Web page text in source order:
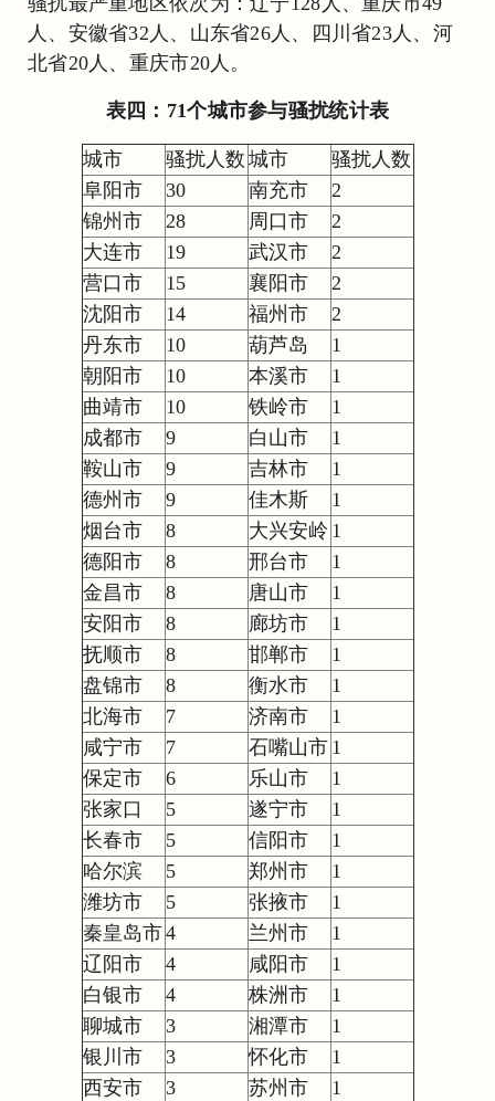
人、安徽省32人、山东省26人、四川省23人、河
北省20人、重庆市20人。
表四：71个城市参与骚扰统计表
城市 骚扰人数 城市
骚扰人数
阜阳市
30 南充市
2
锦州市
28 周口市
2
大连市
19 武汉市
2
营口市
15 襄阳市
2
沈阳市
14 福州市
2
丹东市
10 葫芦岛
1
朝阳市
10 本溪市
1
曲靖市
10 铁岭市
1
成都市
9 白山市
1
鞍山市
9 吉林市
1
德州市
9 佳木斯
1
烟台市
8 大兴安岭 1
德阳市
8 邢台市
1
金昌市
8 唐山市
1
安阳市
8 廊坊市
1
抚顺市
8 邯郸市
1
盘锦市
8 衡水市
1
北海市
7 济南市
1
咸宁市
7 石嘴山市 1
保定市
6 乐山市
1
张家口
5 遂宁市
1
长春市
5 信阳市
1
哈尔滨
5 郑州市
1
潍坊市
5 张掖市
1
秦皇岛市4 兰州市
1
辽阳市
4 咸阳市
1
白银市
4 株洲市
1
聊城市
3 湘潭市
1
银川市
3 怀化市
1
西安市
3 苏州市 1